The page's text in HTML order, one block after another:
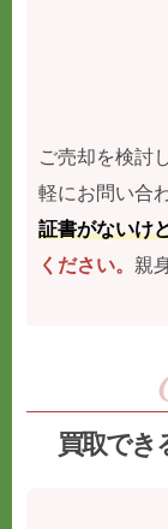
ご売却を検討
軽にお問い合
証書がないけ
ください。親
買取でき